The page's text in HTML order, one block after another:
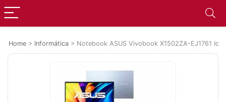
Home > Informática > Notebook ASUS Vivobook X1502ZA-EJ1761